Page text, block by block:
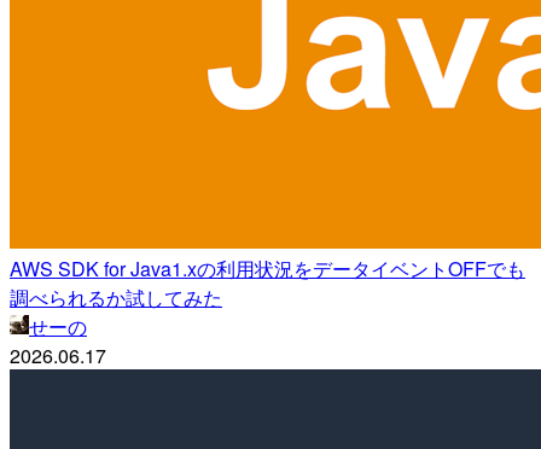
AWS SDK for Java1.xの利用状況をデータイベントOFFでも
調べられるか試してみた
せーの
2026.06.17